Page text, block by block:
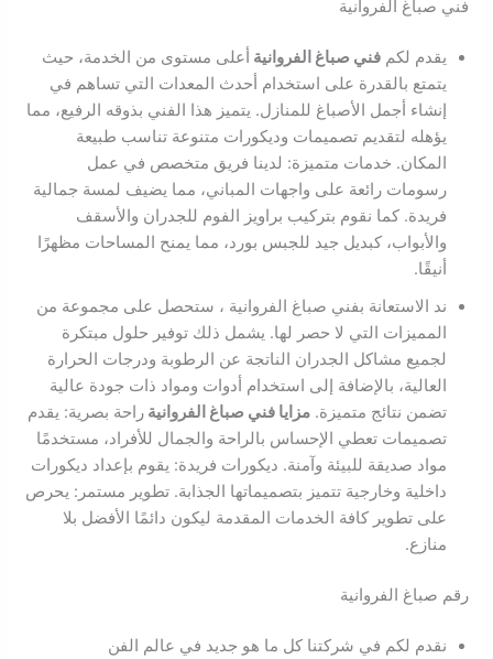
فني صباغ الفروانية
يقدم لكمفني صباغ الفروانية أعلى مستوى من الخدمة، حيث
يتمتع بالقدرة على استخدام أحدث المعدات التي تساهم في
إنشاء أجمل الأصباغ للمنازل. يتميز هذا الفني بذوقه الرفيع، مما
يؤهله لتقديم تصميمات وديكورات متنوعة تناسب طبيعة
المكان. خدمات متميزة: لدينا فريق متخصص في عمل
رسومات رائعة على واجهات المباني، مما يضيف لمسة جمالية
فريدة. كما نقوم بتركيب براويز الفوم للجدران والأسقف
والأبواب، كبديل جيد للجبس بورد، مما يمنح المساحات مظهرًا
أنيقًا.
ند الاستعانة بفني صباغ الفروانية ، ستحصل على مجموعة من
المميزات التي لا حصر لها. يشمل ذلك توفير حلول مبتكرة
لجميع مشاكل الجدران الناتجة عن الرطوبة ودرجات الحرارة
العالية، بالإضافة إلى استخدام أدوات ومواد ذات جودة عالية
تضمن نتائج متميزة.مزايا فني صباغ الفروانيةراحة بصرية: يقدم
تصميمات تعطي الإحساس بالراحة والجمال للأفراد، مستخدمًا
مواد صديقة للبيئة وآمنة. ديكورات فريدة: يقوم بإعداد ديكورات
داخلية وخارجية تتميز بتصميماتها الجذابة. تطوير مستمر: يحرص
على تطوير كافة الخدمات المقدمة ليكون دائمًا الأفضل بلا
منازع.
رقم صباغ الفروانية
نقدم لكم في شركتنا كل ما هو جديد في عالم الفن